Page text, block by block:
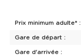
Prix minimum adulte* :
Gare de départ :
Gare d'arrivée :